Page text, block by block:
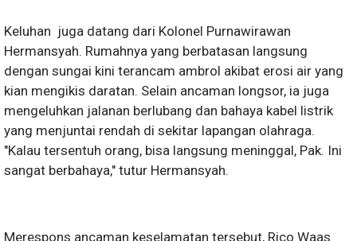
Keluhan juga datang dari Kolonel Purnawirawan
Hermansyah. Rumahnya yang berbatasan langsung
dengan sungai kini terancam ambrol akibat erosi air yang
kian mengikis daratan. Selain ancaman longsor, ia juga
mengeluhkan jalanan berlubang dan bahaya kabel listrik
yang menjuntai rendah di sekitar lapangan olahraga.
"Kalau tersentuh orang, bisa langsung meninggal, Pak. Ini
sangat berbahaya," tutur Hermansyah.
Merespons ancaman keselamatan tersebut, Rico Waas